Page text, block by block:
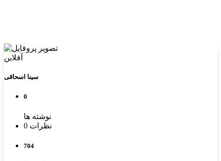
آفلاین
سینا اسحاقی
0
نوشته ها
0 نظرات
704